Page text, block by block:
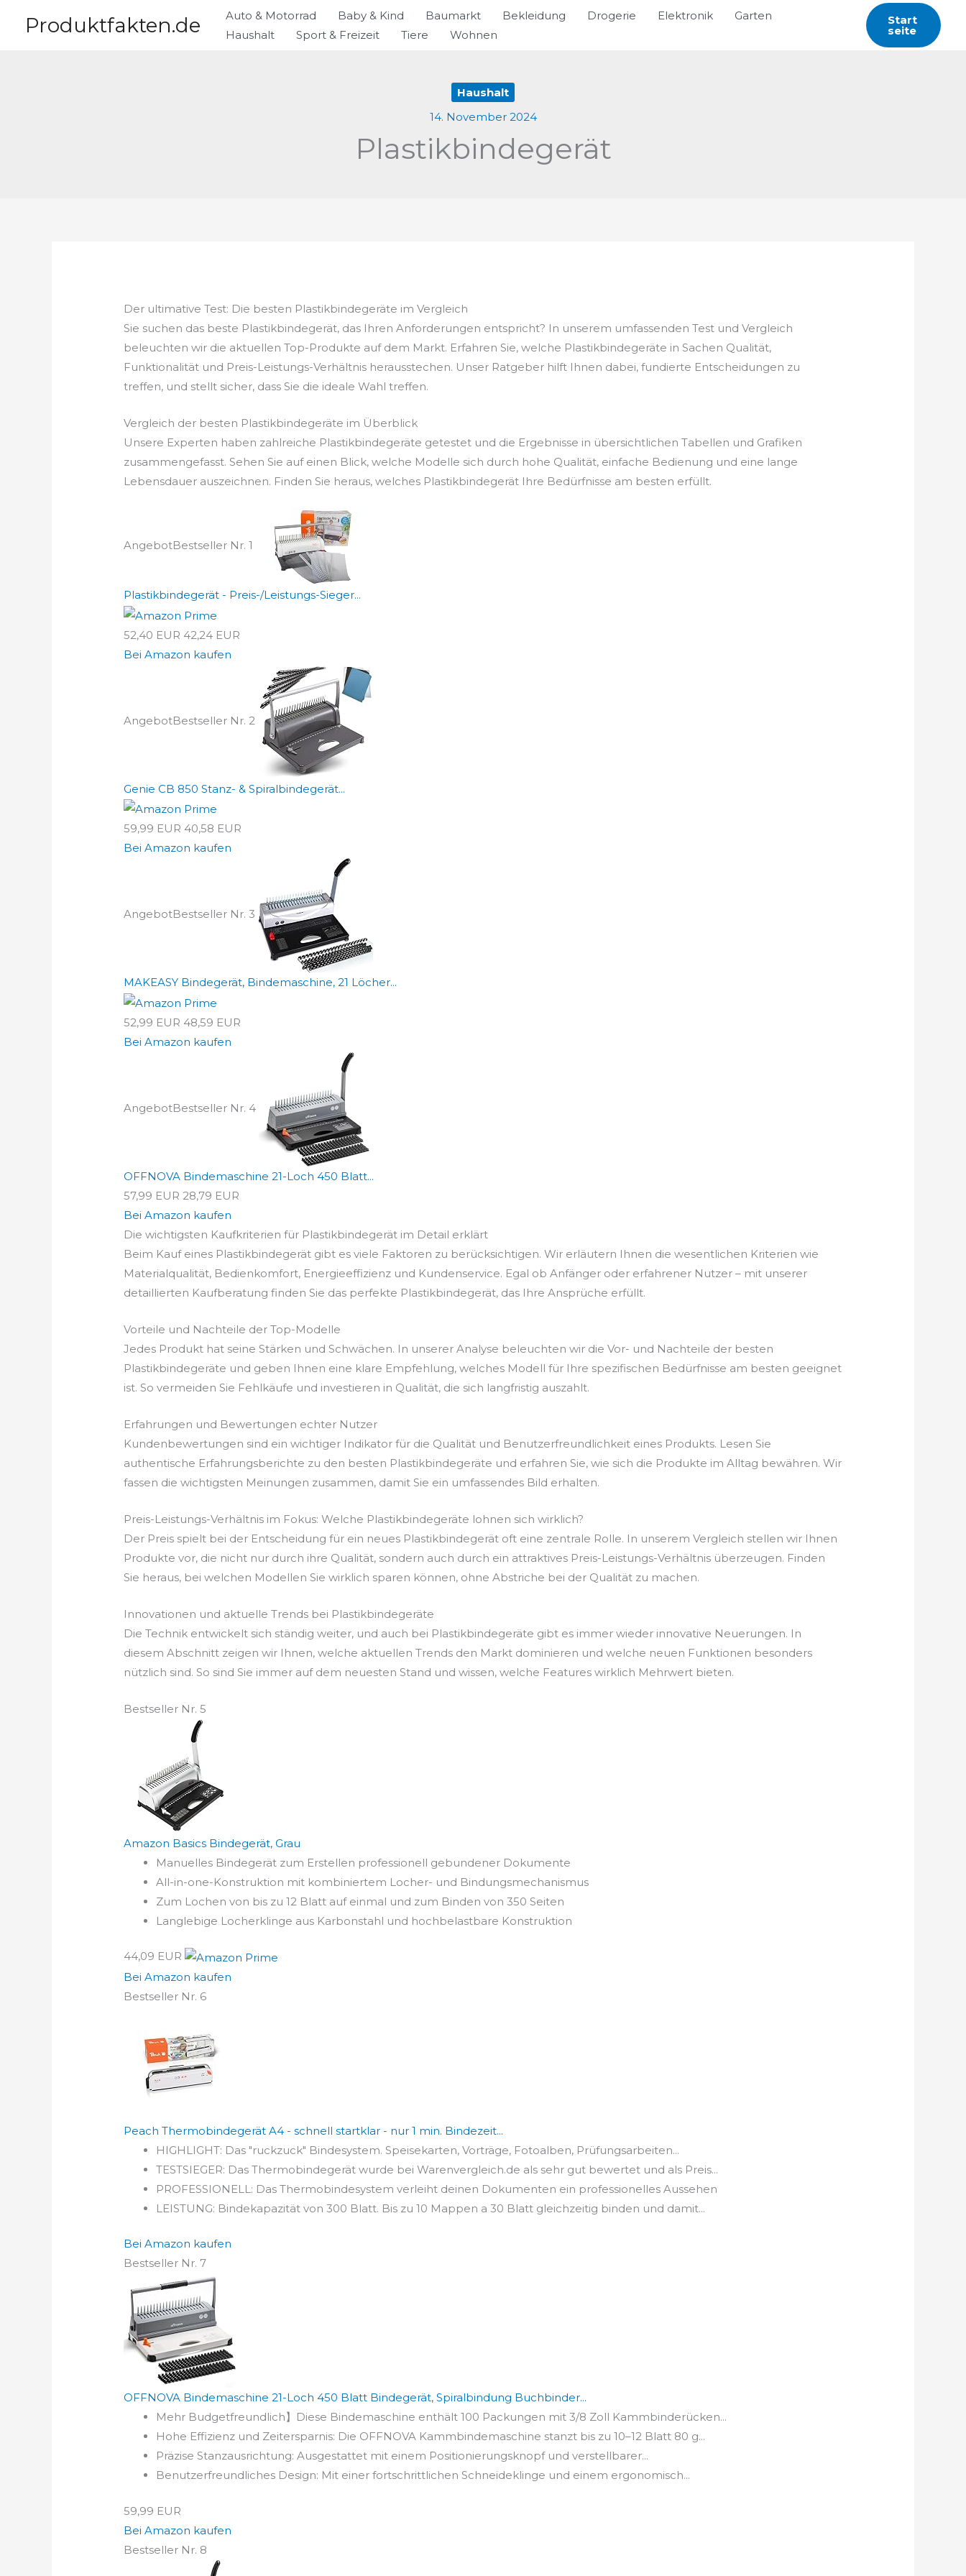
InhaltProduktfakten.de Auto & Motorrad Baby & Kind Baumarkt Bekleidung Drogerie Elektronik
Garten
Haushalt
Sport & Freizeit Tiere Wohnen
Start
Seite
Haushalt
14. November 2024
Plastikbindegerät
Der ultimative Test: Die besten Plastikbindegeräte im Vergleich
Sie suchen das beste Plastikbindegerät, das Ihren Anforderungen entspricht? In unserem umfassenden Test und Vergleich
beleuchten wir die aktuellen Top-Produkte auf dem Markt. Erfahren Sie, welche Plastikbindegeräte in Sachen Qualität,
Funktionalität und Preis-Leistungs-Verhältnis herausstechen. Unser Ratgeber hilft Ihnen dabei, fundierte Entscheidungen zu
treffen, und stellt sicher, dass Sie die ideale Wahl treffen.
Vergleich der besten Plastikbindegeräte im Überblick
Unsere Experten haben zahlreiche Plastikbindegeräte getestet und die Ergebnisse in übersichtlichen Tabellen und Grafiken
zusammengefasst. Sehen Sie auf einen Blick, welche Modelle sich durch hohe Qualität, einfache Bedienung und eine lange
Lebensdauer auszeichnen. Finden Sie heraus, welches Plastikbindegerät Ihre Bedürfnisse am besten erfüllt.
AngebotBestseller Nr. 1
Plastikbindegerät - Preis-/Leistungs-Sieger...
52,40 EUR 42,24 EUR
Bei Amazon kaufen
AngebotBestseller Nr. 2
Genie CB 850 Stanz- & Spiralbindegerät...
59,99 EUR 40,58 EUR
Bei Amazon kaufen
AngebotBestseller Nr. 3
MAKEASY Bindegerät, Bindemaschine, 21 Löcher...
52,99 EUR 48,59 EUR
Bei Amazon kaufen
AngebotBestseller Nr. 4
OFFNOVA Bindemaschine 21-Loch 450 Blatt...
57,99 EUR 28,79 EUR
Bei Amazon kaufen
Die wichtigsten Kaufkriterien für Plastikbindegerät im Detail erklärt
Beim Kauf eines Plastikbindegerät gibt es viele Faktoren zu berücksichtigen. Wir erläutern Ihnen die wesentlichen Kriterien wie
Materialqualität, Bedienkomfort, Energieeffizienz und Kundenservice. Egal ob Anfänger oder erfahrener Nutzer – mit unserer
detaillierten Kaufberatung finden Sie das perfekte Plastikbindegerät, das Ihre Ansprüche erfüllt.
Vorteile und Nachteile der Top-Modelle
Jedes Produkt hat seine Stärken und Schwächen. In unserer Analyse beleuchten wir die Vor- und Nachteile der besten
Plastikbindegeräte und geben Ihnen eine klare Empfehlung, welches Modell für Ihre spezifischen Bedürfnisse am besten geeignet
ist. So vermeiden Sie Fehlkäufe und investieren in Qualität, die sich langfristig auszahlt.
Erfahrungen und Bewertungen echter Nutzer
Kundenbewertungen sind ein wichtiger Indikator für die Qualität und Benutzerfreundlichkeit eines Produkts. Lesen Sie
authentische Erfahrungsberichte zu den besten Plastikbindegeräte und erfahren Sie, wie sich die Produkte im Alltag bewähren. Wir
fassen die wichtigsten Meinungen zusammen, damit Sie ein umfassendes Bild erhalten.
Preis-Leistungs-Verhältnis im Fokus: Welche Plastikbindegeräte lohnen sich wirklich?
Der Preis spielt bei der Entscheidung für ein neues Plastikbindegerät oft eine zentrale Rolle. In unserem Vergleich stellen wir Ihnen
Produkte vor, die nicht nur durch ihre Qualität, sondern auch durch ein attraktives Preis-Leistungs-Verhältnis überzeugen. Finden
Sie heraus, bei welchen Modellen Sie wirklich sparen können, ohne Abstriche bei der Qualität zu machen.
Innovationen und aktuelle Trends bei Plastikbindegeräte
Die Technik entwickelt sich ständig weiter, und auch bei Plastikbindegeräte gibt es immer wieder innovative Neuerungen. In
diesem Abschnitt zeigen wir Ihnen, welche aktuellen Trends den Markt dominieren und welche neuen Funktionen besonders
nützlich sind. So sind Sie immer auf dem neuesten Stand und wissen, welche Features wirklich Mehrwert bieten.
Bestseller Nr. 5
Amazon Basics Bindegerät, Grau
Manuelles Bindegerät zum Erstellen professionell gebundener Dokumente
All-in-one-Konstruktion mit kombiniertem Locher- und Bindungsmechanismus
Zum Lochen von bis zu 12 Blatt auf einmal und zum Binden von 350 Seiten
Langlebige Locherklinge aus Karbonstahl und hochbelastbare Konstruktion
44,09 EUR
Bei Amazon kaufen
Bestseller Nr. 6
Peach Thermobindegerät A4 - schnell startklar - nur 1 min. Bindezeit...
HIGHLIGHT: Das "ruckzuck" Bindesystem. Speisekarten, Vorträge, Fotoalben, Prüfungsarbeiten...
TESTSIEGER: Das Thermobindegerät wurde bei Warenvergleich.de als sehr gut bewertet und als Preis...
PROFESSIONELL: Das Thermobindesystem verleiht deinen Dokumenten ein professionelles Aussehen
LEISTUNG: Bindekapazität von 300 Blatt. Bis zu 10 Mappen a 30 Blatt gleichzeitig binden und damit...
Bei Amazon kaufen
Bestseller Nr. 7
OFFNOVA Bindemaschine 21-Loch 450 Blatt Bindegerät, Spiralbindung Buchbinder...
Mehr Budgetfreundlich】Diese Bindemaschine enthält 100 Packungen mit 3/8 Zoll Kammbinderücken...
Hohe Effizienz und Zeitersparnis: Die OFFNOVA Kammbindemaschine stanzt bis zu 10–12 Blatt 80 g...
Präzise Stanzausrichtung: Ausgestattet mit einem Positionierungsknopf und verstellbarer...
Benutzerfreundliches Design: Mit einer fortschrittlichen Schneideklinge und einem ergonomisch...
59,99 EUR
Bei Amazon kaufen
Bestseller Nr. 8